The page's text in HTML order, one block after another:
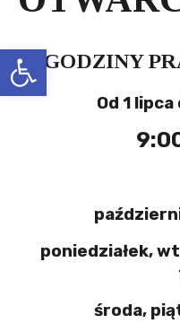
Otwórz
GODZINY
Od 1
poniedziałek,
środa,